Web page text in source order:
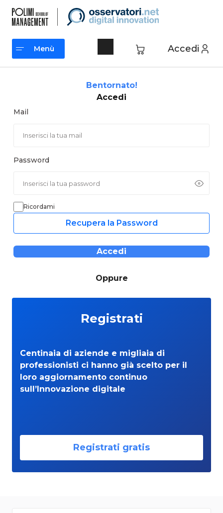
contenuto
Accedi
Menù
Bentornato!
Accedi
Mail
Password
Ricordami
Recupera la Password
Accedi
Oppure
Registrati
Centinaia di aziende e migliaia di
professionisti ci hanno già scelto per il
loro aggiornamento continuo
sull’Innovazione digitale
Registrati gratis